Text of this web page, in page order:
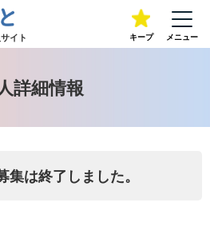
イト キープ メニュー
詳細情報
集は終了しました。